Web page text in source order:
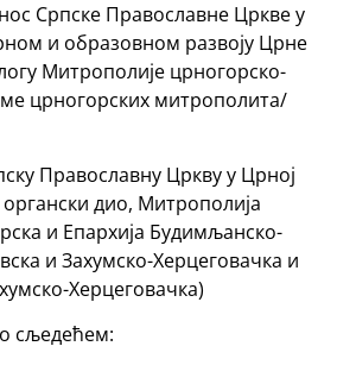
Српске Православне Цркве у
и образовном развоју Црне
Митрополије црногорско-
црногорских митрополита/
Православну Цркву у Црној
дио, Митрополија
и Епархија Будимљанско-
и Захумско-Херцеговачка и
Херцеговачка)
сљедећем: